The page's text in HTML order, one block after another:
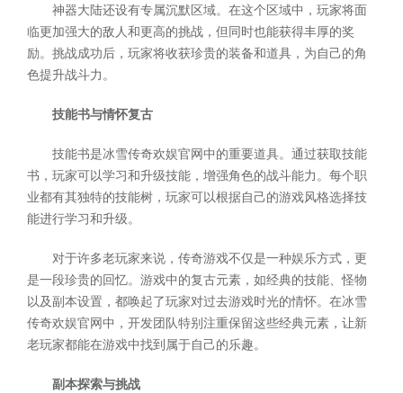
神器大陆还设有专属沉默区域。在这个区域中，玩家将面
临更加强大的敌人和更高的挑战，但同时也能获得丰厚的奖
励。挑战成功后，玩家将收获珍贵的装备和道具，为自己的角
色提升战斗力。
技能书与情怀复古
技能书是冰雪传奇欢娱官网中的重要道具。通过获取技能
书，玩家可以学习和升级技能，增强角色的战斗能力。每个职
业都有其独特的技能树，玩家可以根据自己的游戏风格选择技
能进行学习和升级。
对于许多老玩家来说，传奇游戏不仅是一种娱乐方式，更
是一段珍贵的回忆。游戏中的复古元素，如经典的技能、怪物
以及副本设置，都唤起了玩家对过去游戏时光的情怀。在冰雪
传奇欢娱官网中，开发团队特别注重保留这些经典元素，让新
老玩家都能在游戏中找到属于自己的乐趣。
副本探索与挑战